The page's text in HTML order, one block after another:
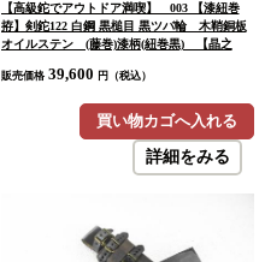
【高級鉈でアウトドア満喫】 003 【漆紐巻
拵】剣鉈122 白鋼 黒槌目 黒ツバ輪 木鞘銅板
オイルステン (藤巻)漆柄(紐巻黒) 【晶之
ームノーリターン：承諾の上注文】
販売価格 39,600 円（税込）
買い物カゴへ入れる
詳細をみる